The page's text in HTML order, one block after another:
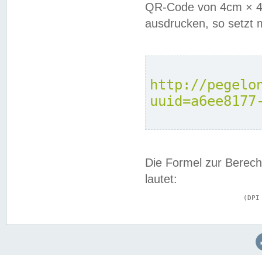
QR-Code von 4cm ×
ausdrucken, so setzt
http://
Die Formel zur
lautet: